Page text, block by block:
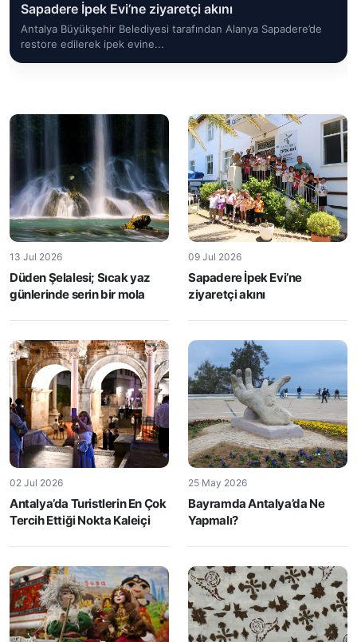
Sapadere İpek Evi’ne ziyaretçi akını
Antalya Büyükşehir Belediyesi tarafından Alanya Sapadere’de
restore edilerek ipek evine...
13 Jul 2026
Düden Şelalesi; Sıcak yaz
günlerinde serin bir mola
09 Jul 2026
Sapadere İpek Evi’ne
ziyaretçi akını
02 Jul 2026
Antalya’da Turistlerin En Çok
Tercih Ettiği Nokta Kaleiçi
25 May 2026
Bayramda Antalya’da Ne
Yapmalı?